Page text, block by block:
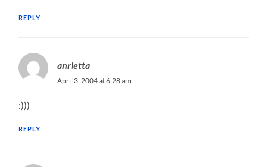
REPLY
anrietta
April 3, 2004 at 6:28 am
:)))
REPLY